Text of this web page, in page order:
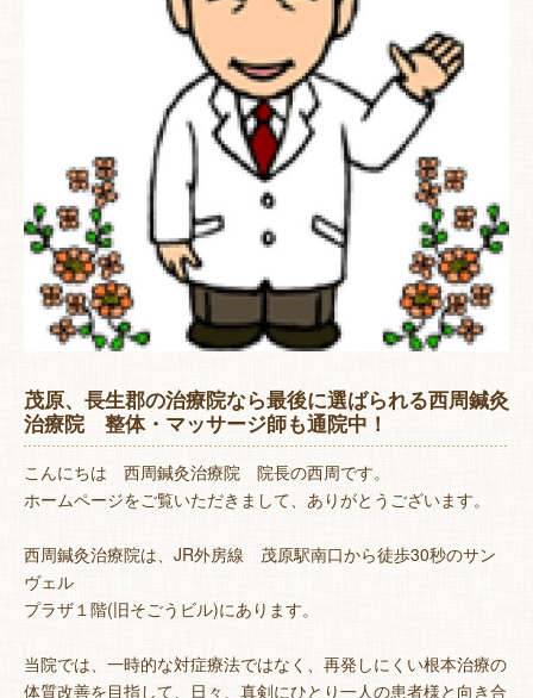
茂原、長生郡の治療院なら最後に選ばられる西周鍼灸
治療院 整体・マッサージ師も通院中！
こんにちは 西周鍼灸治療院 院長の西周です。
ホームページをご覧いただきまして、ありがとうございます。
西周鍼灸治療院は、JR外房線 茂原駅南口から徒歩30秒のサン
ヴェル
プラザ１階(旧そごうビル)にあります。
当院では、一時的な対症療法ではなく、再発しにくい根本治療の
体質改善を目指して、日々、真剣にひとり一人の患者様と向き合